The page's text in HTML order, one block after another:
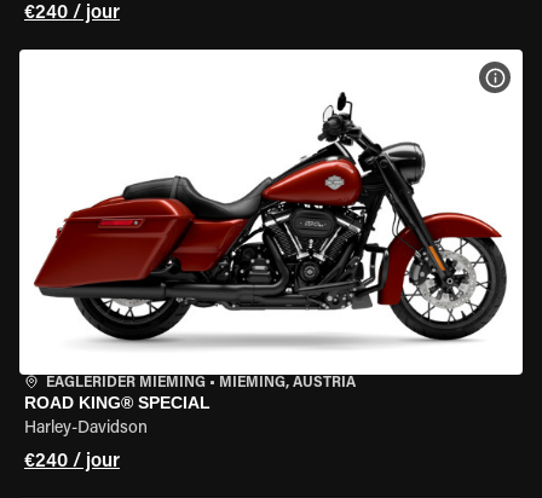
€240 / jour
EAGLERIDER MIEMING • MIEMING, AUSTRIA
ROAD KING® SPECIAL
Harley-Davidson
€240 / jour